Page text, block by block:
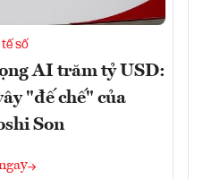
tế số
AI trăm tỷ USD:
"đế chế" của
Son